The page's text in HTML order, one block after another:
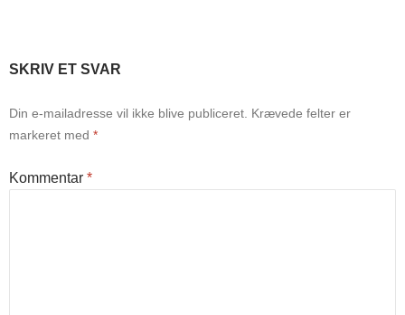
SKRIV ET SVAR
Din e-mailadresse vil ikke blive publiceret. Krævede felter er
markeret med *
Kommentar *